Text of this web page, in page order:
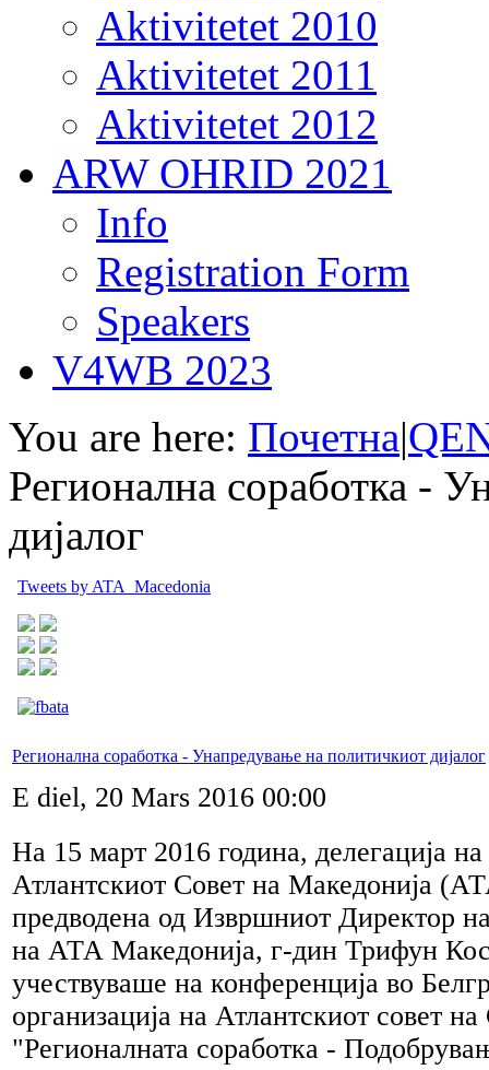
Aktivitetet 2010
Aktivitetet 2011
Aktivitetet 2012
ARW OHRID 2021
Info
Registration Form
Speakers
V4WB 2023
You are here: Почетна|
Регионална соработка -
дијалог
Tweets by ATA_Macedonia
Регионална соработка - Унапредување на политичкиот дијалог
E diel, 20 Mars 2016 00:00
На 15 март 2016 година, делегација
Атлантскиот Совет на Македонија
предводена од Извршниот Директор
на АТА Македонија, г-дин Трифун
учествуваше на конференција во
организација на Атлантскиот совет
"Регионалната соработка -